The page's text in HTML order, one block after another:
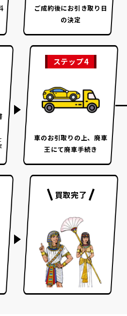
ご成約後にお引き取り日
の決定
ステップ4
車のお引取りの上、廃車
王にて廃車手続き
買取完了